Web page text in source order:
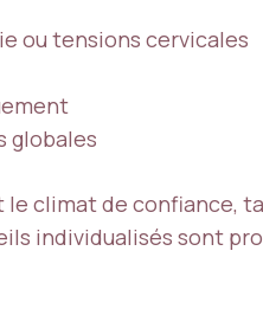
ou tensions cervicales
globales
climat de confiance,
individualisés sont